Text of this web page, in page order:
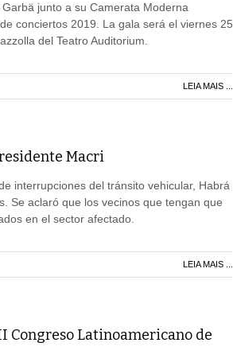
junto a su Camerata Moderna
conciertos 2019. La gala será el viernes 25
del Teatro Auditorium.
LEIA MAIS ...
Macri
interrupciones del tránsito vehicular, Habrá
Se aclaró que los vecinos que tengan que
en el sector afectado.
LEIA MAIS ...
Congreso Latinoamericano de